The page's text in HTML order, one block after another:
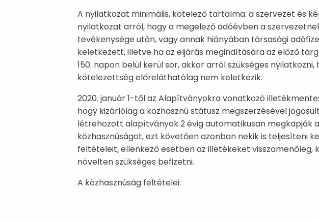
A nyilatkozat minimális, kötelező tartalma: a szervezet és
nyilatkozat arról, hogy a megelező adóévben a
tevékenysége után, vagy annak hiányában társasági
keletkezett, illetve ha az eljárás megindítására az előző
150. napon belül kerül sor, akkor arról szükséges nyilatkozni,
kötelezettség előreláthatólag nem keletkezik.
2020. január 1-től az Alapítványokra vonatkozó
hogy kizárlólag a közhasznú státusz megszerzésével
létrehozott alapítványok 2 évig automatikusan megkapják
közhasznúságot, ezt követően azonban nekik is teljesíteni
feltételeit, ellenkező esetben az illetékeket visszamenőleg,
növelten szükséges befizetni.
A közhasznúság feltételei: